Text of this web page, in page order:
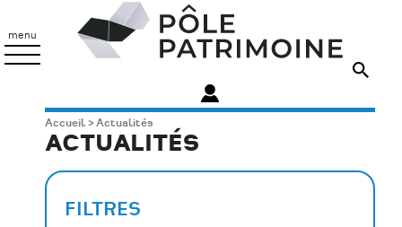
contenu
principal
menu
Patrimoine
Fil
d'Ariane
Accueil Actualités
ACTUALITÉS
FILTRES